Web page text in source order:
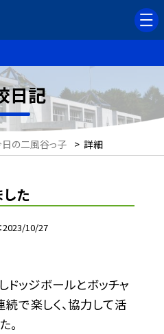
日記
日の二風谷っ子 > 詳細
した
2023/10/27
ドッジボールとボッチャ
続で楽しく、協力して活
。